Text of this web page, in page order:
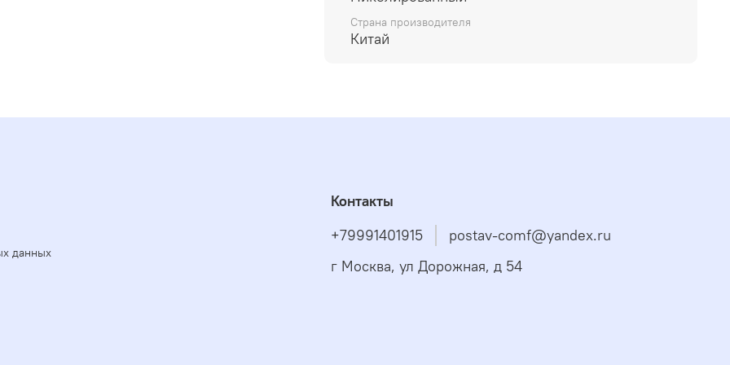
Страна производителя
Китай
данных
Контакты
+79991401915
postav-comf@yandex.ru
г Москва, ул Дорожная, д 54